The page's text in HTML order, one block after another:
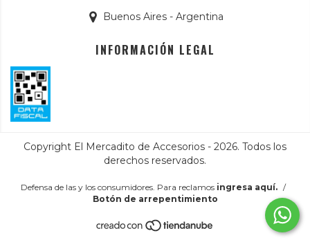
Buenos Aires - Argentina
INFORMACIÓN LEGAL
Copyright El Mercadito de Accesorios - 2026. Todos los
derechos reservados.
Defensa de las y los consumidores. Para reclamos ingresa aquí. /
Botón de arrepentimiento